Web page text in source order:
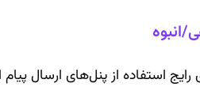
استفاده از پنل‌های ارسال